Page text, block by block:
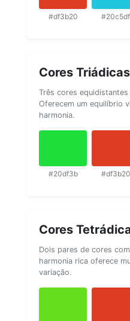
#df3b20 #20c5df
Cores Triádicas
Três cores
Oferecem um equilíbrio
harmonia.
#20df3b #df3b20
Cores
Dois pares de cores
harmonia rica oferece
variação.